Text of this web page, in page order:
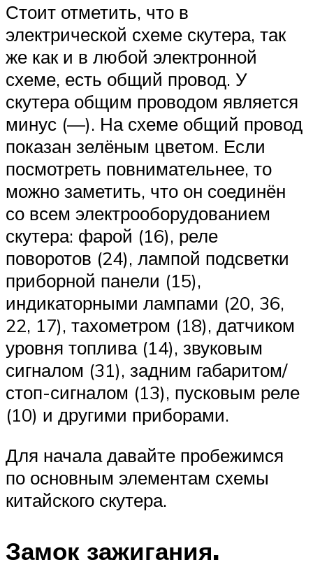
Стоит отметить, что в
электрической схеме скутера, так
же как и в любой электронной
схеме, есть общий провод. У
скутера общим проводом является
минус (—). На схеме общий провод
показан зелёным цветом. Если
посмотреть повнимательнее, то
можно заметить, что он соединён
со всем электрооборудованием
скутера: фарой (16), реле
поворотов (24), лампой подсветки
приборной панели (15),
индикаторными лампами (20, 36,
22, 17), тахометром (18), датчиком
уровня топлива (14), звуковым
сигналом (31), задним габаритом/
стоп-сигналом (13), пусковым реле
(10) и другими приборами.
Для начала давайте пробежимся
по основным элементам схемы
китайского скутера.
Замок зажигания.